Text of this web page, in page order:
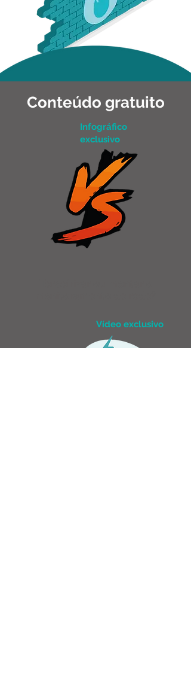
Conteúdo gratuito
Infográfico
exclusivo
Vídeo exclusivo